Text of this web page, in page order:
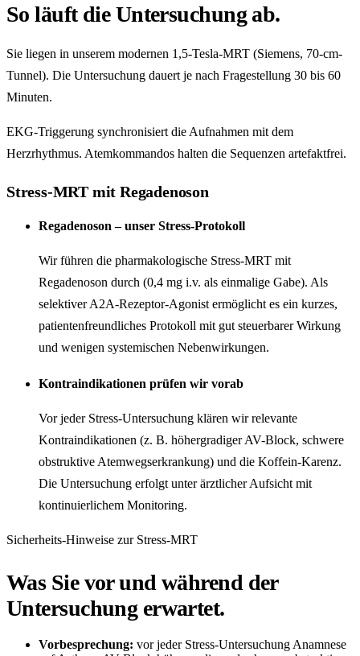
So läuft die Untersuchung ab.
Sie liegen in unserem modernen 1,5-Tesla-MRT (Siemens, 70-cm-
Tunnel). Die Untersuchung dauert je nach Fragestellung 30 bis 60
Minuten.
EKG-Triggerung synchronisiert die Aufnahmen mit dem
Herzrhythmus. Atemkommandos halten die Sequenzen artefaktfrei.
Stress-MRT mit Regadenoson
Regadenoson – unser Stress-Protokoll
Wir führen die pharmakologische Stress-MRT mit
Regadenoson durch (0,4 mg i.v. als einmalige Gabe). Als
selektiver A2A-Rezeptor-Agonist ermöglicht es ein kurzes,
patientenfreundliches Protokoll mit gut steuerbarer Wirkung
und wenigen systemischen Nebenwirkungen.
Kontraindikationen prüfen wir vorab
Vor jeder Stress-Untersuchung klären wir relevante
Kontraindikationen (z. B. höhergradiger AV-Block, schwere
obstruktive Atemwegserkrankung) und die Koffein-Karenz.
Die Untersuchung erfolgt unter ärztlicher Aufsicht mit
kontinuierlichem Monitoring.
Sicherheits-Hinweise zur Stress-MRT
Was Sie vor und während der
Untersuchung erwartet.
Vorbesprechung: vor jeder Stress-Untersuchung Anamnese